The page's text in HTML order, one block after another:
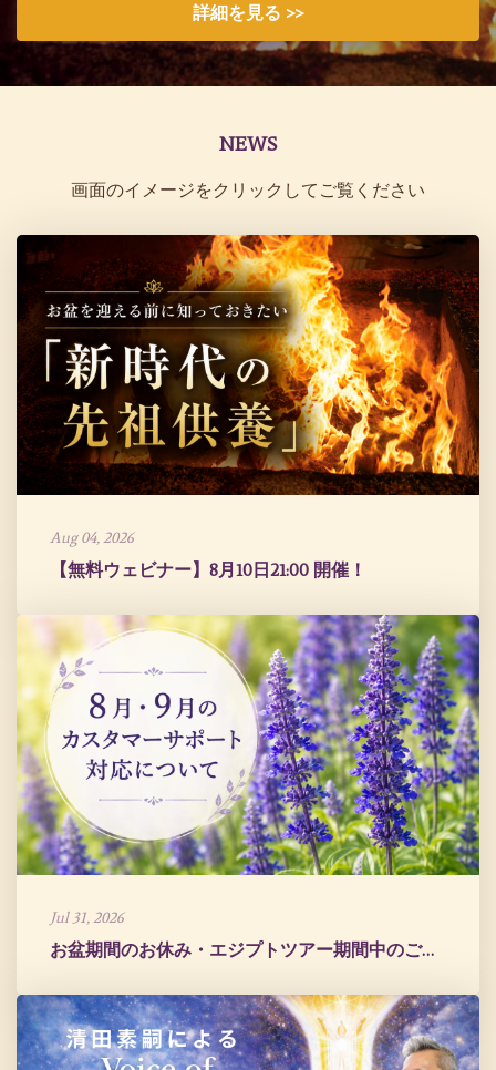
詳細を見る >>
NEWS
画面のイメージをクリックしてご覧ください
Aug 04, 2026
【無料ウェビナー】8月10日21:00 開催！
Jul 31, 2026
お盆期間のお休み・エジプトツアー期間中のご案内